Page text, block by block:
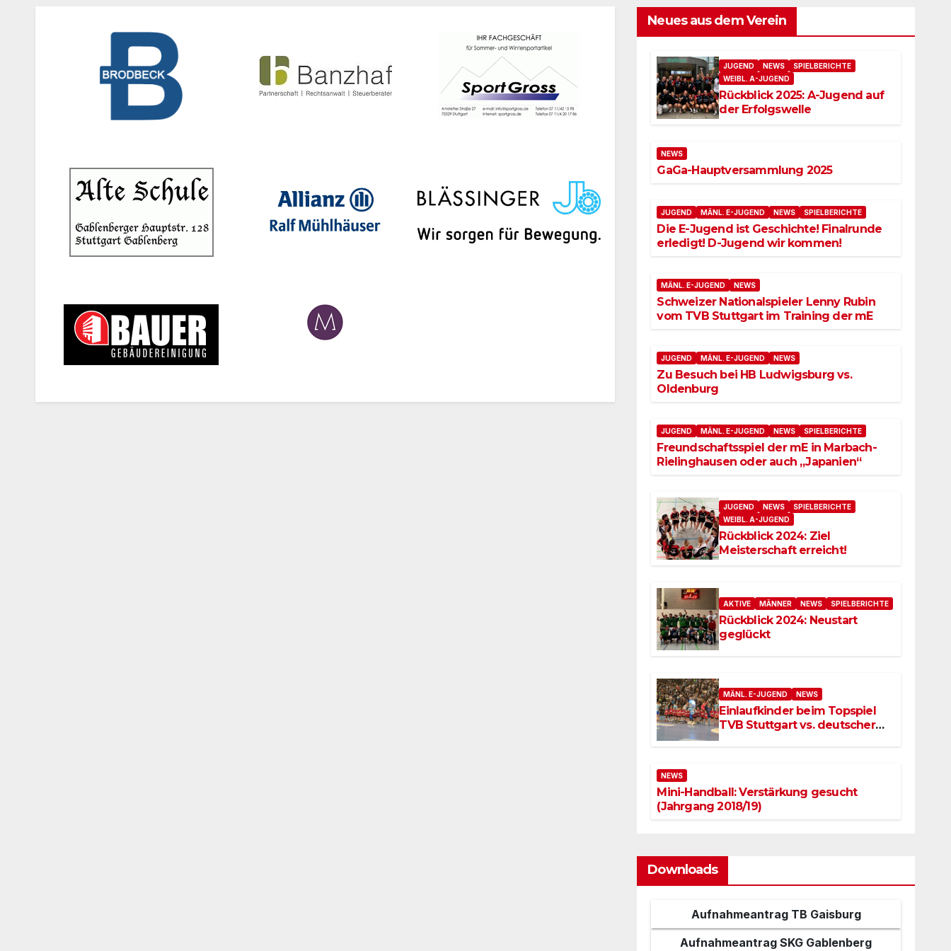
Neues aus dem Verein
JUGEND NEWS
SPIELBERICHTE
WEIBL. A-JUGEND
Rückblick 2025: A-Jugend auf
der Erfolgswelle
NEWS
GaGa-Hauptversammlung 2025
JUGEND MÄNL. E-JUGEND NEWS SPIELBERICHTE
Die E-Jugend ist Geschichte! Finalrunde
erledigt! D-Jugend wir kommen!
MÄNL. E-JUGEND NEWS
Schweizer Nationalspieler Lenny Rubin
vom TVB Stuttgart im Training der mE
JUGEND MÄNL. E-JUGEND NEWS
Zu Besuch bei HB Ludwigsburg vs.
Oldenburg
JUGEND MÄNL. E-JUGEND NEWS SPIELBERICHTE
Freundschaftsspiel der mE in Marbach-
Rielinghausen oder auch „Japanien“
JUGEND NEWS
SPIELBERICHTE
WEIBL. A-JUGEND
Rückblick 2024: Ziel
Meisterschaft erreicht!
AKTIVE MÄNNER NEWS SPIELBERICHTE
Rückblick 2024: Neustart
geglückt
MÄNL. E-JUGEND NEWS
Einlaufkinder beim Topspiel
TVB Stuttgart vs. deutscher
NEWS
Mini-Handball: Verstärkung gesucht
(Jahrgang 2018/19)
Downloads
Aufnahmeantrag TB Gaisburg
Aufnahmeantrag SKG Gablenberg